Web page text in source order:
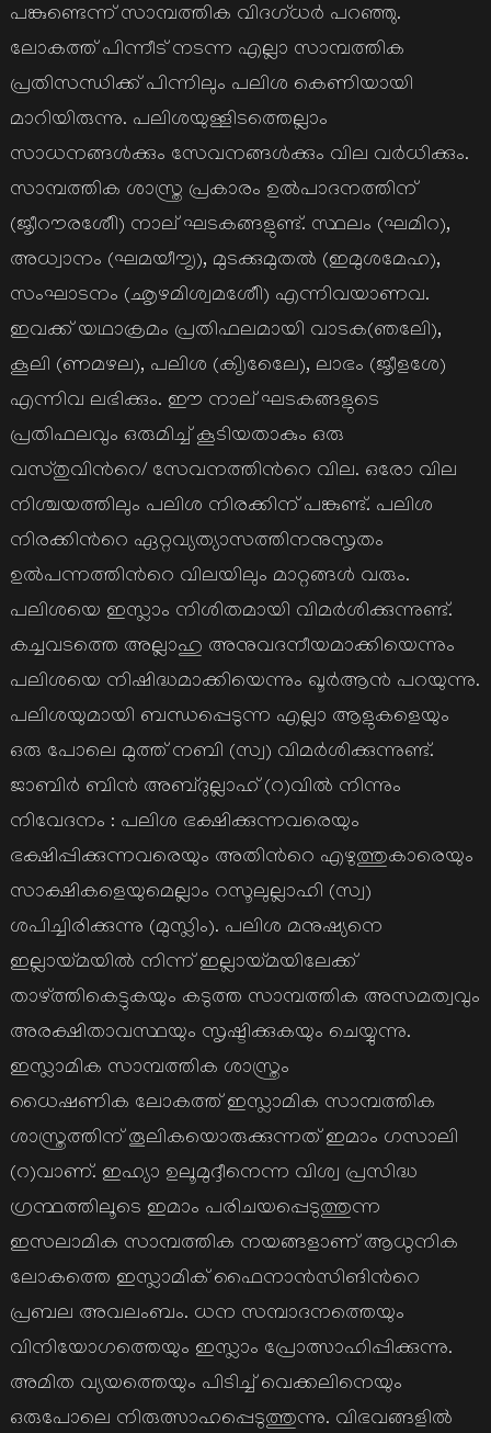
പങ്കുണ്ടെന്ന് സാമ്പത്തിക വിദഗ്ധര്‍ പറഞ്ഞു.
ലോകത്ത് പിന്നീട് നടന്ന എല്ലാ സാമ്പത്തിക
പ്രതിസന്ധിക്ക് പിന്നിലും പലിശ കെണിയായി
മാറിയിരുന്നു. പലിശയുള്ളിടത്തെല്ലാം
സാധനങ്ങള്‍ക്കും സേവനങ്ങള്‍ക്കും വില വര്‍ധിക്കും.
സാമ്പത്തിക ശാസ്ത്ര പ്രകാരം ഉല്‍പാദനത്തിന്
(ജൃീറൗരശേീി) നാല് ഘടകങ്ങളുണ്ട്. സ്ഥലം (ഘമിറ),
അധ്വാനം (ഘമയീൗൃ), മുടക്കുമുതല്‍ (ഇമുശമേഹ),
സംഘാടനം (ഛൃഴമിശ്വമശേീി) എന്നിവയാണവ.
ഇവക്ക് യഥാക്രമം പ്രതിഫലമായി വാടക(ഞലിേ),
കൂലി (ണമഴല), പലിശ (കിൃലേെേ), ലാഭം (ജൃീളശേ)
എന്നിവ ലഭിക്കും. ഈ നാല് ഘടകങ്ങളുടെ
പ്രതിഫലവും ഒരുമിച്ച് കൂടിയതാകും ഒരു
വസ്തുവിന്‍റെ/ സേവനത്തിന്‍റെ വില. ഒരോ വില
നിശ്ചയത്തിലും പലിശ നിരക്കിന് പങ്കുണ്ട്. പലിശ
നിരക്കിന്‍റെ ഏറ്റവ്യത്യാസത്തിനനുസൃതം
ഉല്‍പന്നത്തിന്‍റെ വിലയിലും മാറ്റങ്ങള്‍ വരും.
പലിശയെ ഇസ്ലാം നിശിതമായി വിമര്‍ശിക്കുന്നുണ്ട്.
കച്ചവടത്തെ അല്ലാഹു അനുവദനീയമാക്കിയെന്നും
പലിശയെ നിഷിദ്ധമാക്കിയെന്നും ഖൂര്‍ആന്‍ പറയുന്നു.
പലിശയുമായി ബന്ധപ്പെടുന്ന എല്ലാ ആളുകളെയും
ഒരു പോലെ മുത്ത് നബി (സ്വ) വിമര്‍ശിക്കുന്നുണ്ട്.
ജാബിര്‍ ബിന്‍ അബ്ദുല്ലാഹ് (റ)വില്‍ നിന്നും
നിവേദനം : പലിശ ഭക്ഷിക്കുന്നവരെയും
ഭക്ഷിപ്പിക്കുന്നവരെയും അതിന്‍റെ എഴുത്തുകാരെയും
സാക്ഷികളെയുമെല്ലാം റസൂലുല്ലാഹി (സ്വ)
ശപിച്ചിരിക്കുന്നു (മുസ്ലിം). പലിശ മനുഷ്യനെ
ഇല്ലായ്മയില്‍ നിന്ന് ഇല്ലായ്മയിലേക്ക്
താഴ്ത്തികെട്ടുകയും കടുത്ത സാമ്പത്തിക അസമത്വവും
അരക്ഷിതാവസ്ഥയും സൃഷ്ടിക്കുകയും ചെയ്യുന്നു.
ഇസ്ലാമിക സാമ്പത്തിക ശാസ്ത്രം
ധൈഷണിക ലോകത്ത് ഇസ്ലാമിക സാമ്പത്തിക
ശാസ്ത്രത്തിന് തൂലികയൊരുക്കുന്നത് ഇമാം ഗസാലി
(റ)വാണ്. ഇഹ്യാ ഉലൂമുദ്ദീനെന്ന വിശ്വ പ്രസിദ്ധ
ഗ്രന്ഥത്തിലൂടെ ഇമാം പരിചയപ്പെടുത്തുന്ന
ഇസലാമിക സാമ്പത്തിക നയങ്ങളാണ് ആധുനിക
ലോകത്തെ ഇസ്ലാമിക് ഫൈനാന്‍സിങിന്‍റെ
പ്രബല അവലംബം. ധന സമ്പാദനത്തെയും
വിനിയോഗത്തെയും ഇസ്ലാം പ്രോത്സാഹിപ്പിക്കുന്നു.
അമിത വ്യയത്തെയും പിടിച്ച് വെക്കലിനെയും
ഒരുപോലെ നിരുത്സാഹപ്പെടുത്തുന്നു. വിഭവങ്ങളില്‍